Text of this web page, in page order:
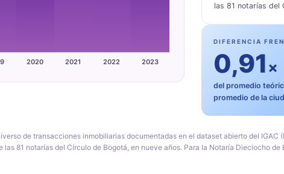
2020 2021 2022 2023
las 81 notarías del
DIFERENCIA
0,91 ×
del promedio
promedio de la
de transacciones inmobiliarias documentadas en el dataset abierto del IGAC
81 notarías del Círculo de Bogotá, en nueve años. Para la Notaría Dieciocho